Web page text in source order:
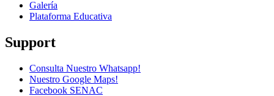
Galería
Plataforma Educativa
Support
Consulta Nuestro Whatsapp!
Nuestro Google Maps!
Facebook SENAC